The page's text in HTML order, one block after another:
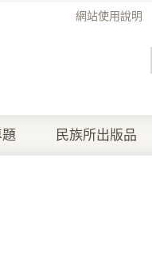
網站使用說明
民族所出版品